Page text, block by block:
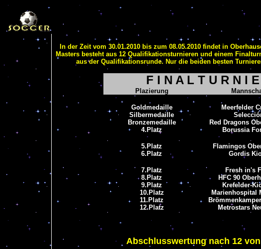
In der Zeit vom 30.01.2010 bis zum 08.05.2010 findet in
Masters besteht aus 12 Qualifikationsturnieren und einem
aus der Qualifikationsrunde. Nur die beiden besten
F I N A L T U R N I
Plazierung
Goldmedaille Meerfelder
Silbermedaille
Bronzemedaille
Red Dragons
4.Platz Borussia
5.Platz Flamingos
6.Platz Gordis
7.Platz Fresh in's
8.Platz
HFC 90
9.Platz
Krefelder-
10.Platz
Marienhospital
11.Platz
12.Platz
Metrostars
Abschlusswertung nach 12